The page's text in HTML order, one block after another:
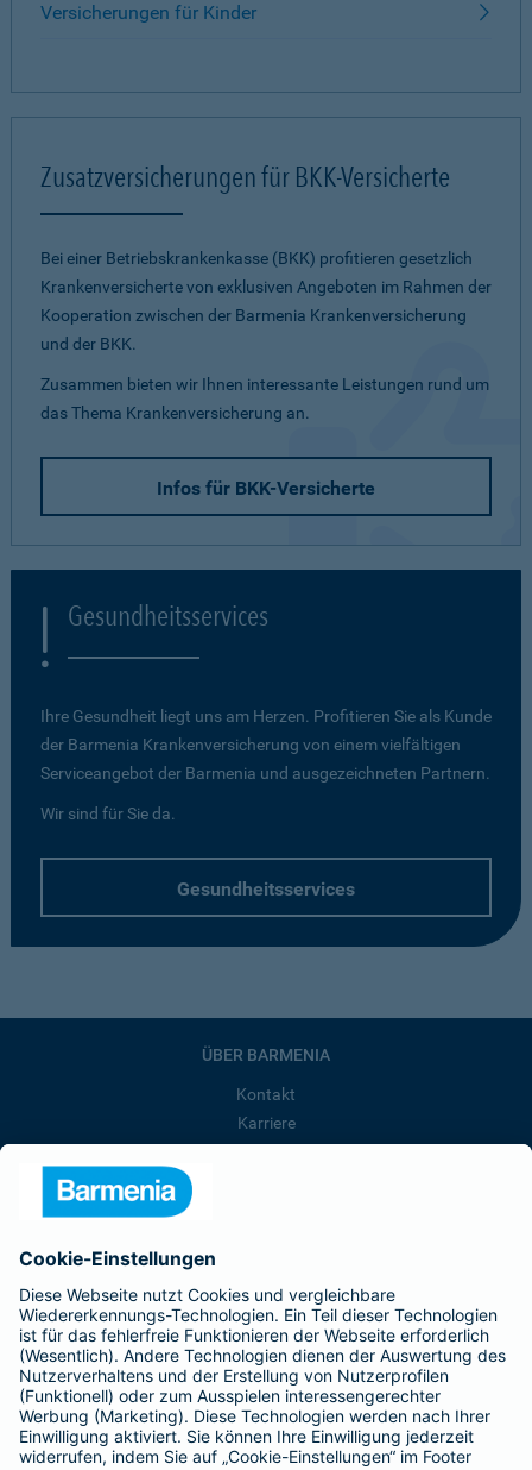
Versicherungen für Kinder
Zusatzversicherungen für BKK-Versicherte
Bei einer Betriebskrankenkasse (BKK) profitieren gesetzlich
Krankenversicherte von exklusiven Angeboten im Rahmen der
Kooperation zwischen der Barmenia Krankenversicherung
und der BKK.
Zusammen bieten wir Ihnen interessante Leistungen rund um
das Thema Krankenversicherung an.
Infos für BKK-Versicherte
Gesundheitsservices
Ihre Gesundheit liegt uns am Herzen. Profitieren Sie als Kunde
der Barmenia Krankenversicherung von einem vielfältigen
Serviceangebot der Barmenia und ausgezeichneten Partnern.
Wir sind für Sie da.
Gesundheitsservices
ÜBER BARMENIA
Kontakt
Karriere
Barmenia ist Teil der BarmeniaGothaer
BELIEBTE SEITEN
Kranken-Zusatzversicherung
Tierversicherungen
Haftpflichtversicherung
Hausratversicherung